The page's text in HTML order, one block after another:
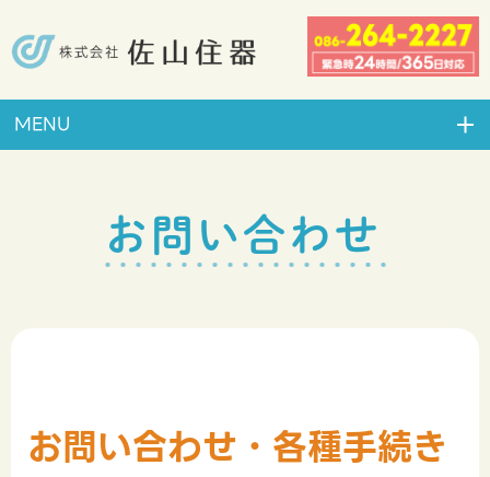
MENU
お問い合わせ
お問い合わせ・各種手続き